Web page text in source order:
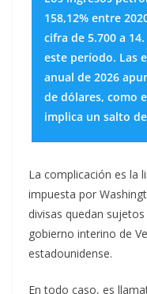
158,12% entre
cifra de 5.700 a
este período. Las
anual de 2026
de dólares, como
implica un salto
La complicación es la
impuesta por
divisas quedan
gobierno interino de
estadounidense.
En todo caso, es